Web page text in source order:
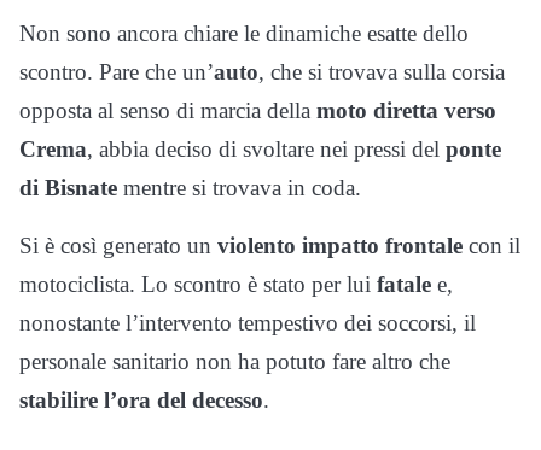
Non sono ancora chiare le dinamiche esatte dello
scontro. Pare che un’auto, che si trovava sulla corsia
opposta al senso di marcia della moto diretta verso
Crema, abbia deciso di svoltare nei pressi del ponte
di Bisnate mentre si trovava in coda.
Si è così generato un violento impatto frontale con il
motociclista. Lo scontro è stato per lui fatale e,
nonostante l’intervento tempestivo dei soccorsi, il
personale sanitario non ha potuto fare altro che
stabilire l’ora del decesso.